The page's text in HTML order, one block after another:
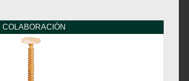
COLABORACIÓN